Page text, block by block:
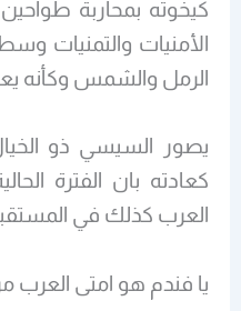
كيخوته بمحاربة
الأمنيات والتمنيات
الرمل والشمس وكأنه
يصور السيسي ذو
كعادته بان الفترة
العرب كذلك في
يا فندم هو امتى العرب